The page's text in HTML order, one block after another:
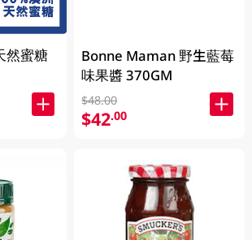
然蜜糖
Bonne Maman 野生藍莓
味果醬 370GM
$48.00
$42.00